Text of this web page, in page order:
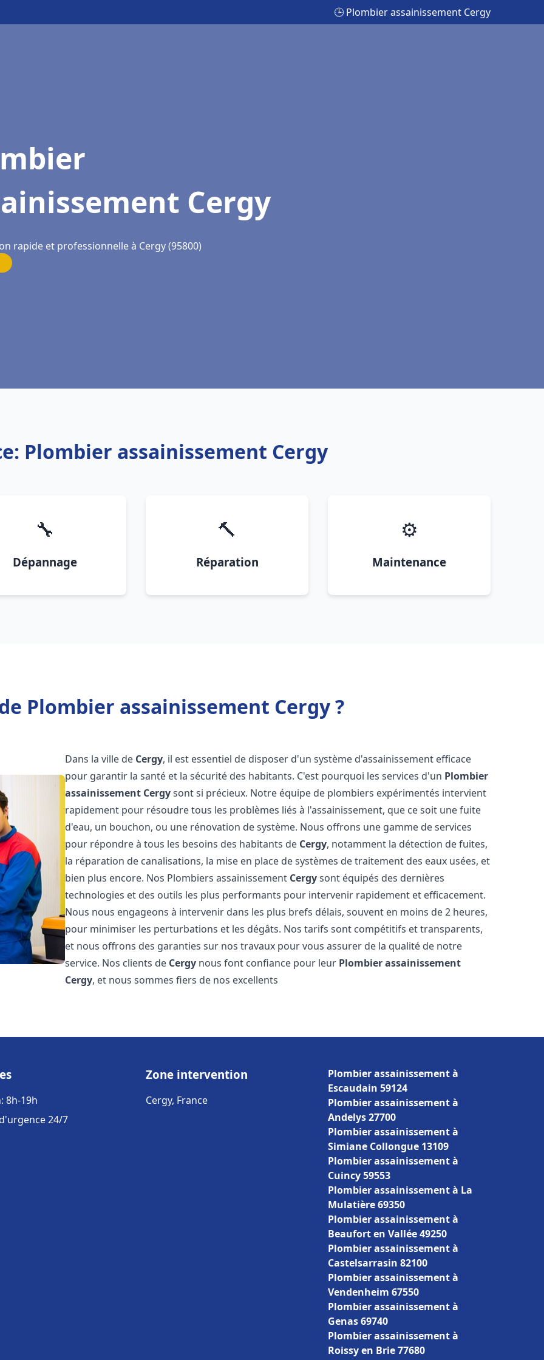
🕒 Plombier assainissement Cergy
Cergy
rapide et professionnelle à Cergy (95800)
Plombier assainissement Cergy
🔧
Dépannage
🔨
Réparation
⚙️
Maintenance
Plombier assainissement Cergy ?
Dans la ville de Cergy, il est essentiel de disposer d'un système d'assainissement efficace
pour garantir la santé et la sécurité des habitants. C'est pourquoi les services d'un Plombier
assainissement Cergysont si précieux. Notre équipe de plombiers expérimentés intervient
rapidement pour résoudre tous les problèmes liés à l'assainissement, que ce soit une fuite
d'eau, un bouchon, ou une rénovation de système. Nous offrons une gamme de services
pour répondre à tous les besoins des habitants de Cergy, notamment la détection de fuites,
la réparation de canalisations, la mise en place de systèmes de traitement des eaux usées, et
bien plus encore. Nos Plombiers assainissement Cergysont équipés des dernières
technologies et des outils les plus performants pour intervenir rapidement et efficacement.
Nous nous engageons à intervenir dans les plus brefs délais, souvent en moins de 2 heures,
pour minimiser les perturbations et les dégâts. Nos tarifs sont compétitifs et transparents,
et nous offrons des garanties sur nos travaux pour vous assurer de la qualité de notre
service. Nos clients de Cergy nous font confiance pour leur Plombier assainissement
Cergy, et nous sommes fiers de nos excellents
8h-19h
24/7
Zone intervention
Cergy, France
Plombier assainissement à
Escaudain 59124
Plombier assainissement à
Andelys 27700
Plombier assainissement à
Simiane Collongue 13109
Plombier assainissement à
Cuincy 59553
Plombier assainissement à La
Mulatière 69350
Plombier assainissement à
Beaufort en Vallée 49250
Plombier assainissement à
Castelsarrasin 82100
Plombier assainissement à
Vendenheim 67550
Plombier assainissement à
Genas 69740
Plombier assainissement à
Roissy en Brie 77680